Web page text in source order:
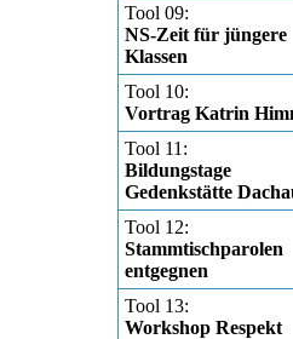
Tool 09:
NS-Zeit für jüngere
Klassen
Tool 10:
Vortrag Katrin
Tool 11:
Bildungstage
Gedenkstätte
Tool 12:
Stammtischparolen
entgegnen
Tool 13:
Workshop Respekt